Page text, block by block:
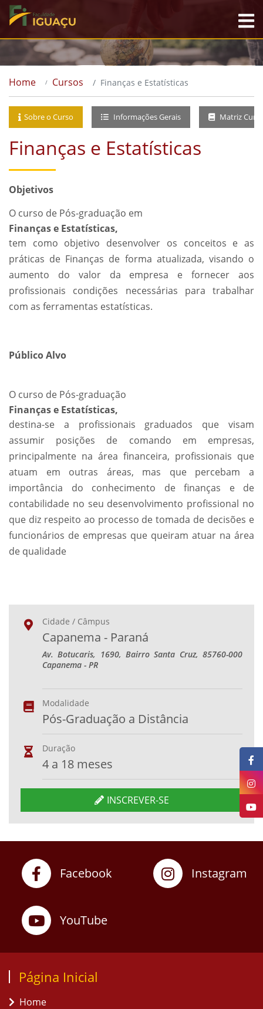
Home Cursos Finanças e Estatísticas
Sobre o Curso Informações Gerais Matriz
Finanças e Estatísticas
Objetivos
O curso de Pós-graduação em
Finanças e Estatísticas,
tem como objetivo desenvolver os conceitos e as
práticas de Finanças de forma atualizada, visando o
aumento do valor da empresa e fornecer aos
profissionais condições necessárias para trabalhar
com as ferramentas estatísticas.
Público Alvo
O curso de Pós-graduação
Finanças e Estatísticas,
destina-se a profissionais graduados que visam
assumir posições de comando em empresas,
principalmente na área financeira, profissionais que
atuam em outras áreas, mas que percebam a
importância do conhecimento de finanças e de
contabilidade no seu desenvolvimento profissional no
que diz respeito ao processo de tomada de decisões e
funcionários de empresas que queiram atuar na área
de qualidade
Cidade / Câmpus
Capanema - Paraná
Av. Botucaris, 1690, Bairro Santa Cruz, 85760-000
Capanema - PR
Modalidade
Pós-Graduação a Distância
Duração
4 a 18 meses
INSCREVER-SE
Facebook Instagram
YouTube
Página Inicial
Home